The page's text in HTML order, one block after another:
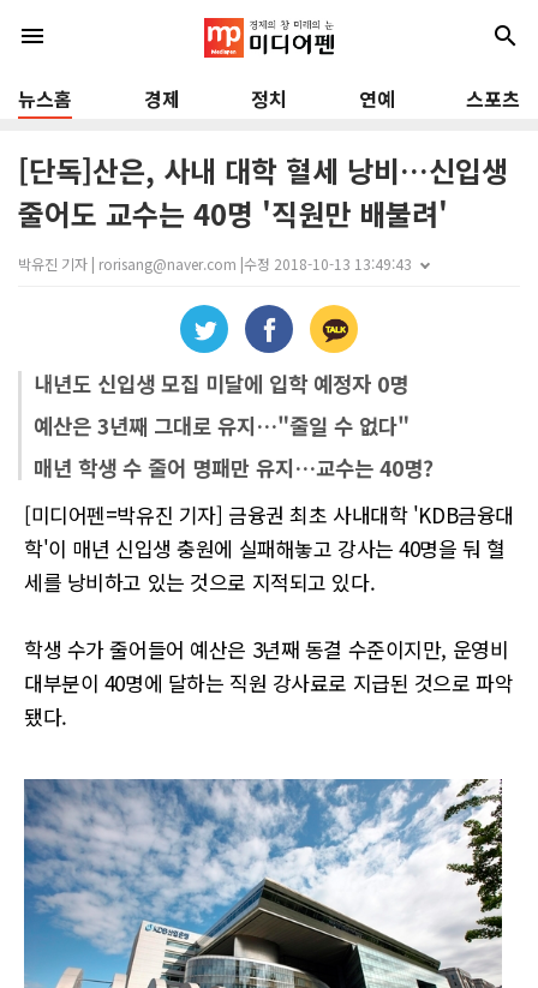
menu search
뉴스홈 경제 정치 연예 스포츠
[단독]산은, 사내 대학 혈세 낭비…신입생
줄어도 교수는 40명 '직원만 배불려'
박유진 기자 | rorisang@naver.com |수정 2018-10-13 13:49:43
내년도 신입생 모집 미달에 입학 예정자 0명
예산은 3년째 그대로 유지…"줄일 수 없다"
매년 학생 수 줄어 명패만 유지…교수는 40명?
[미디어펜=박유진 기자] 금융권 최초 사내대학 'KDB금융대
학'이 매년 신입생 충원에 실패해놓고 강사는 40명을 둬 혈
세를 낭비하고 있는 것으로 지적되고 있다.
학생 수가 줄어들어 예산은 3년째 동결 수준이지만, 운영비
대부분이 40명에 달하는 직원 강사료로 지급된 것으로 파악
됐다.